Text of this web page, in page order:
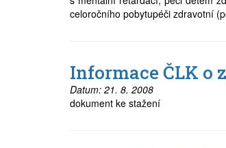
celoročního pobytupéči zdravotní
Informace ČLK o
Datum: 21. 8. 2008
dokument ke stažení
Převzetí praxe